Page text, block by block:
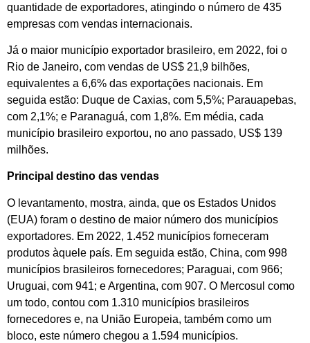
quantidade de exportadores, atingindo o número de 435
empresas com vendas internacionais.
Já o maior município exportador brasileiro, em 2022, foi o
Rio de Janeiro, com vendas de US$ 21,9 bilhões,
equivalentes a 6,6% das exportações nacionais. Em
seguida estão: Duque de Caxias, com 5,5%; Parauapebas,
com 2,1%; e Paranaguá, com 1,8%. Em média, cada
município brasileiro exportou, no ano passado, US$ 139
milhões.
Principal destino das vendas
O levantamento, mostra, ainda, que os Estados Unidos
(EUA) foram o destino de maior número dos municípios
exportadores. Em 2022, 1.452 municípios forneceram
produtos àquele país. Em seguida estão, China, com 998
municípios brasileiros fornecedores; Paraguai, com 966;
Uruguai, com 941; e Argentina, com 907. O Mercosul como
um todo, contou com 1.310 municípios brasileiros
fornecedores e, na União Europeia, também como um
bloco, este número chegou a 1.594 municípios.